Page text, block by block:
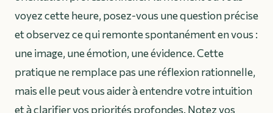
voyez cette heure, posez-vous une question précise
et observez ce qui remonte spontanément en vous :
une image, une émotion, une évidence. Cette
pratique ne remplace pas une réflexion rationnelle,
mais elle peut vous aider à entendre votre intuition
et à clarifier vos priorités profondes. Notez vos